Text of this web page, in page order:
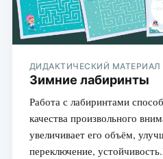
ДИДАКТИЧЕСКИЙ МАТЕРИАЛ
Зимние лабиринты
Работа с лабиринтами
качества произвольного
увеличивает его объём,
переключение,